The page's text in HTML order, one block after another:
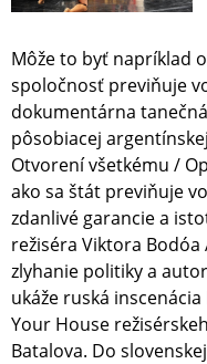
Môže to byť napríklad
spoločnosť previňuje
dokumentárna
pôsobiacej
Otvorení všetkému /
ako sa štát previňuje
zdanlivé garancie a
režiséra Viktora
zlyhanie politiky a
ukáže ruská
Your House
Batalova. Do